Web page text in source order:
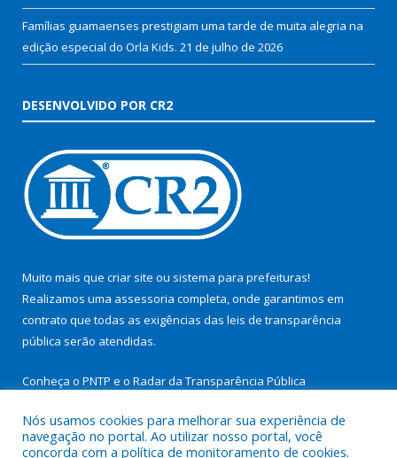
Famílias guamaenses prestigiam uma tarde de muita alegria na
edição especial do Orla Kids. 21 de julho de 2026
DESENVOLVIDO POR CR2
Muito mais que criar site ou sistema para prefeituras!
Realizamos uma assessoria completa, onde garantimos em
contrato que todas as exigências das leis de transparência
pública serão atendidas.
Conheça o PNTP e o Radar da Transparência Pública
Nós usamos cookies para melhorar sua experiência de
navegação no portal. Ao utilizar nosso portal, você
concorda com a política de monitoramento de cookies.